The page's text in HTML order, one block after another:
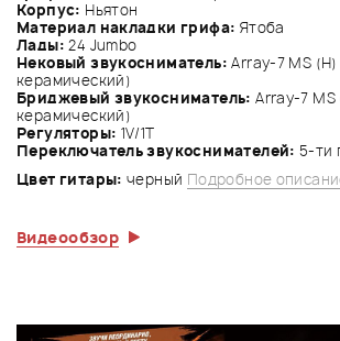
Корпус: Ньятон
Материал накладки грифа: Ятоба
Лады: 24 Jumbo
Нековый звукосниматель: Array-7 MS
керамический)
Бриджевый звукосниматель:Array-7
керамический)
Регуляторы: 1V/1T
Переключатель звукоснимателей:5-ти
Цвет гитары:черный Подробное
Видеообзор